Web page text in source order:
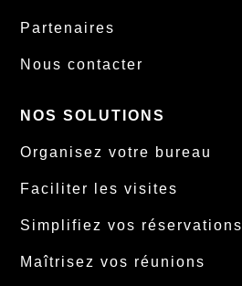
Partenaires
Nous contacter
NOS SOLUTIONS
Organisez votre bureau
Faciliter les visites
Simplifiez vos réservations
Maîtrisez vos réunions